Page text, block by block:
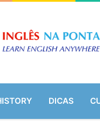
DICAS